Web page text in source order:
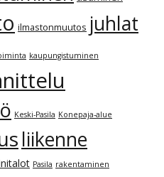
ilmastonmuutos juhlat
kaupungistuminen
Keski-Pasila Konepaja-alue
liikenne
Pasila rakentaminen